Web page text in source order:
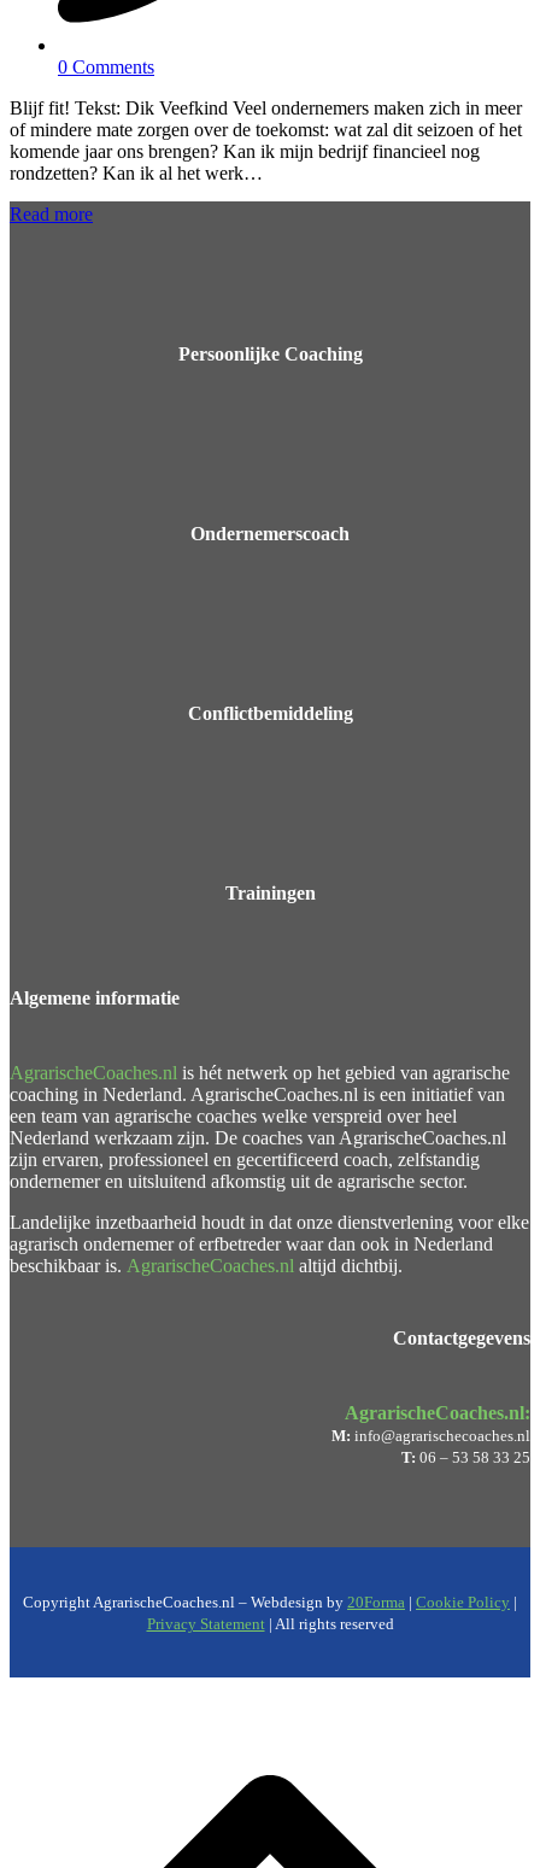
0 Comments
Blijf fit! Tekst: Dik Veefkind Veel ondernemers maken zich in meer
of mindere mate zorgen over de toekomst: wat zal dit seizoen of het
komende jaar ons brengen? Kan ik mijn bedrijf financieel nog
rondzetten? Kan ik al het werk…
Read more
Persoonlijke Coaching
Ondernemerscoach
Conflictbemiddeling
Trainingen
Algemene informatie
AgrarischeCoaches.nl is hét netwerk op het gebied van agrarische
coaching in Nederland. AgrarischeCoaches.nl is een initiatief van
een team van agrarische coaches welke verspreid over heel
Nederland werkzaam zijn. De coaches van AgrarischeCoaches.nl
zijn ervaren, professioneel en gecertificeerd coach, zelfstandig
ondernemer en uitsluitend afkomstig uit de agrarische sector.
Landelijke inzetbaarheid houdt in dat onze dienstverlening voor elke
agrarisch ondernemer of erfbetreder waar dan ook in Nederland
beschikbaar is. AgrarischeCoaches.nl altijd dichtbij.
Contactgegevens
AgrarischeCoaches.nl:
M: info@agrarischecoaches.nl
T: 06 – 53 58 33 25
Copyright AgrarischeCoaches.nl – Webdesign by 20Forma | Cookie Policy |
Privacy Statement| All rights reserved